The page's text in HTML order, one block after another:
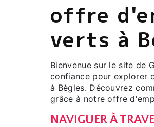
offre
verts à
Bienvenue sur le site de
confiance pour explorer
à Bègles. Découvrez
grâce à notre offre
NAVIGUER À